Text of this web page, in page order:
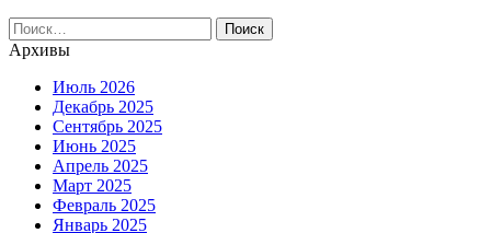
Найти:
Архивы
Июль 2026
Декабрь 2025
Сентябрь 2025
Июнь 2025
Апрель 2025
Март 2025
Февраль 2025
Январь 2025